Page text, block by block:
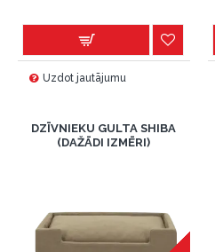
Uzdot jautājumu
DZĪVNIEKU GULTA SHIBA
(DAŽĀDI IZMĒRI)